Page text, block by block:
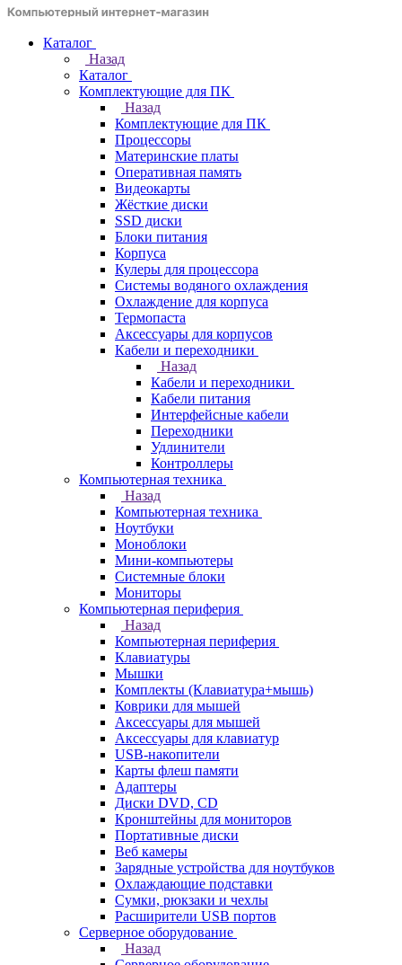
Каталог
Назад
Каталог
Комплектующие для ПК
Назад
Комплектующие для ПК
Процессоры
Материнские платы
Оперативная память
Видеокарты
Жёсткие диски
SSD диски
Блоки питания
Корпуса
Кулеры для процессора
Системы водяного охлаждения
Охлаждение для корпуса
Термопаста
Аксессуары для корпусов
Кабели и переходники
Назад
Кабели и переходники
Кабели питания
Интерфейсные кабели
Переходники
Удлинители
Контроллеры
Компьютерная техника
Назад
Компьютерная техника
Ноутбуки
Моноблоки
Мини-компьютеры
Системные блоки
Мониторы
Компьютерная периферия
Назад
Компьютерная периферия
Клавиатуры
Мышки
Комплекты (Клавиатура+мышь)
Коврики для мышей
Аксессуары для мышей
Аксессуары для клавиатур
USB-накопители
Карты флеш памяти
Адаптеры
Диски DVD, CD
Кронштейны для мониторов
Портативные диски
Веб камеры
Зарядные устройства для ноутбуков
Охлаждающие подставки
Сумки, рюкзаки и чехлы
Расширители USB портов
Серверное оборудование
Назад